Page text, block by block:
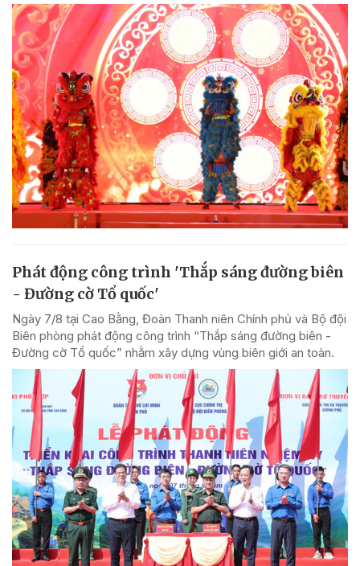
Phát động công trình 'Thắp sáng đường biên
- Đường cờ Tổ quốc'
Ngày 7/8 tại Cao Bằng, Đoàn Thanh niên Chính phủ và Bộ đội
Biên phòng phát động công trình “Thắp sáng đường biên -
Đường cờ Tổ quốc” nhằm xây dựng vùng biên giới an toàn.